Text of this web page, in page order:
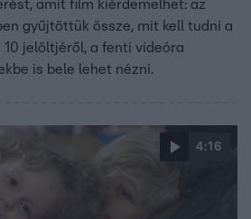
amit film kiérdemelhet: az
gyűjtöttük össze, mit kell tudni a
10 jelöltjéről, a fenti videóra
is bele lehet nézni.
4:16